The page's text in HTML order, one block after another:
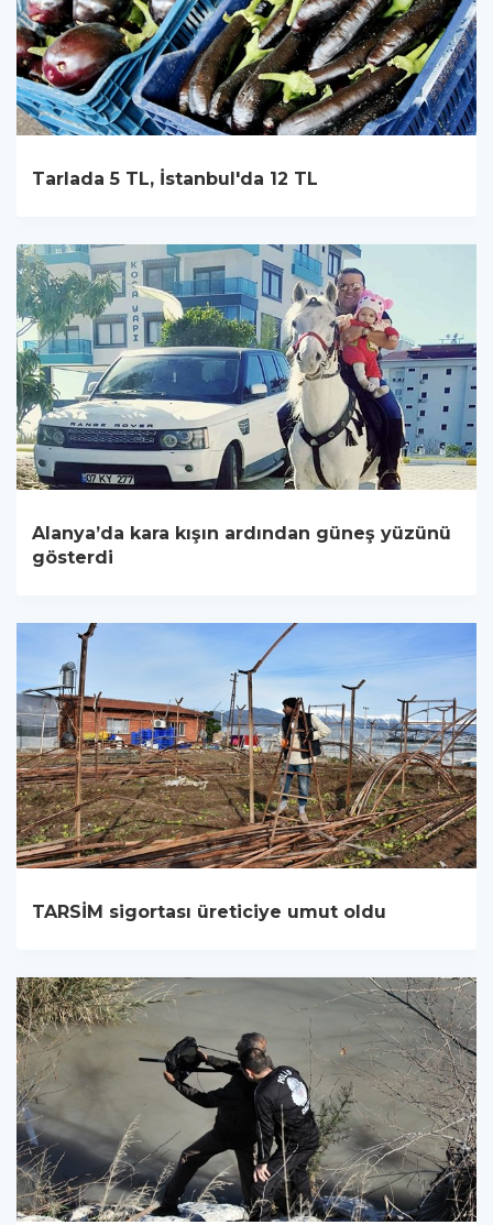
Tarlada 5 TL, İstanbul'da 12 TL
Alanya’da kara kışın ardından güneş yüzünü
gösterdi
TARSİM sigortası üreticiye umut oldu